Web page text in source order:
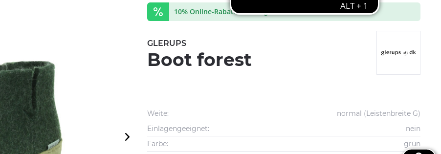
10% Online-Rabatt aus ausgewählte Marken
GLERUPS
Boot forest
Weite:
normal (Leistenbreite G)
Einlagengeeignet:
nein
Farbe:
grün